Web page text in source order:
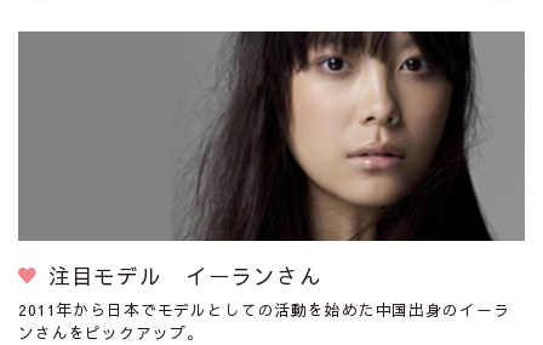
注目モデル イーランさん
2011年から日本でモデルとしての活動を始めた中国出身のイーラ
ンさんをピックアップ。